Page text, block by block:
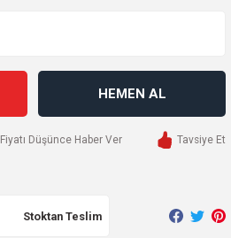
HEMEN AL
Fiyatı Düşünce Haber Ver Tavsiye Et
Stoktan Teslim